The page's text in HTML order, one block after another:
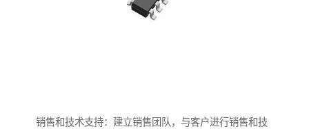
销售和技术支持：建立销售团队，与客户进行销售和技